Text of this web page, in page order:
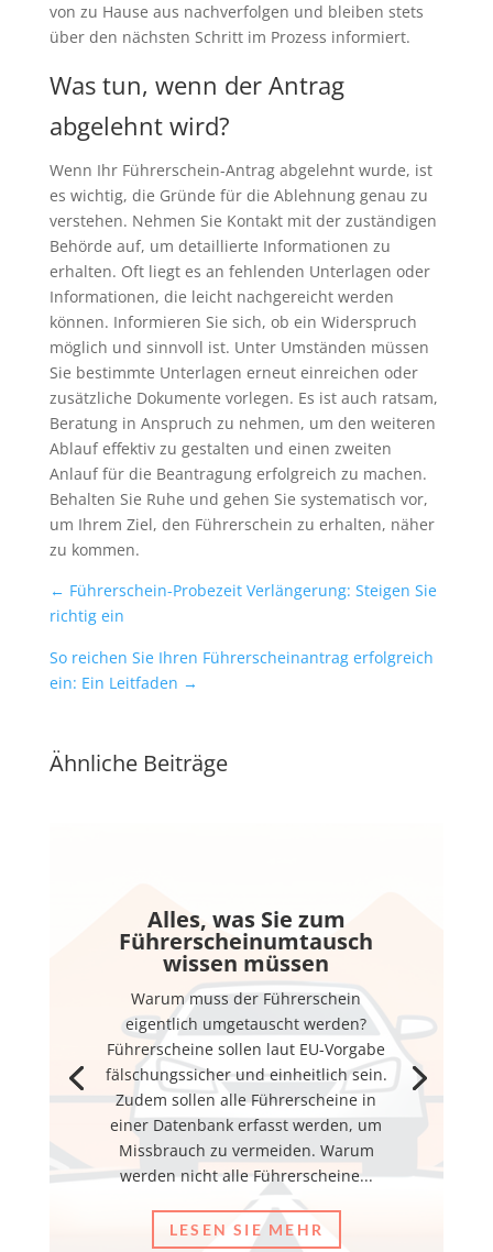
von zu Hause aus nachverfolgen und bleiben stets
über den nächsten Schritt im Prozess informiert.
Was tun, wenn der Antrag
abgelehnt wird?
Wenn Ihr Führerschein-Antrag abgelehnt wurde, ist
es wichtig, die Gründe für die Ablehnung genau zu
verstehen. Nehmen Sie Kontakt mit der zuständigen
Behörde auf, um detaillierte Informationen zu
erhalten. Oft liegt es an fehlenden Unterlagen oder
Informationen, die leicht nachgereicht werden
können. Informieren Sie sich, ob ein Widerspruch
möglich und sinnvoll ist. Unter Umständen müssen
Sie bestimmte Unterlagen erneut einreichen oder
zusätzliche Dokumente vorlegen. Es ist auch ratsam,
Beratung in Anspruch zu nehmen, um den weiteren
Ablauf effektiv zu gestalten und einen zweiten
Anlauf für die Beantragung erfolgreich zu machen.
Behalten Sie Ruhe und gehen Sie systematisch vor,
um Ihrem Ziel, den Führerschein zu erhalten, näher
zu kommen.
← Führerschein-Probezeit Verlängerung: Steigen Sie
richtig ein
So reichen Sie Ihren Führerscheinantrag erfolgreich
ein: Ein Leitfaden →
Ähnliche Beiträge
Alles, was Sie zum
Führerscheinumtausch
wissen müssen
Warum muss der Führerschein
eigentlich umgetauscht werden?
Führerscheine sollen laut EU-Vorgabe
fälschungssicher und einheitlich sein.
Zudem sollen alle Führerscheine in
einer Datenbank erfasst werden, um
Missbrauch zu vermeiden. Warum
werden nicht alle Führerscheine...
LESEN SIE MEHR